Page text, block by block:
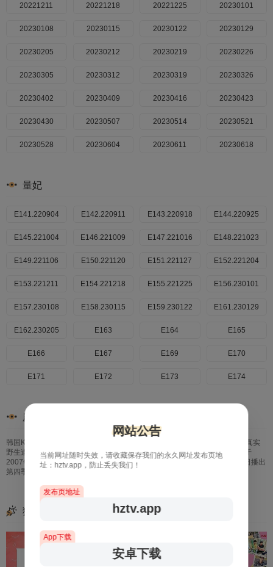
20221211 20221218 20221225 20230101
20230108 20230115 20230122 20230129
20230205 20230212 20230219 20230226
20230305 20230312 20230319 20230326
20230402 20230409 20230416 20230423
20230430 20230507 20230514 20230521
20230528 20230604 20230611 20230618
20230730
20230827 20230903 20230910 20230917
20230924 20231008 20231015 20231022
20231029 20231105 20231112 20231119
20231126 20231203 20231210 20231217
20231224 20231231 20240107 20240114
20240121 20240128 20240204 20240211
20240218 20240225 20240303 20240310
20240317 20240324 20240331 20240407
20240512 20240519 20240526
20240609 20240630
20240707 20240714
20240825
20240922 20241006
20241020 20241110
20241124 20241201 20241208
量妃
E141.220904 E142.220911 E143.220918 E144.220925
E145.221004 E146.221009 E147.221016 E148.221023
E149.221106 E150.221120 E151.221127 E152.221204
E153.221211 E154.221218 E155.221225 E156.230101
E157.230108 E158.230115 E159.230122 E161.230129
E162.230205 E163 E164 E165
E166 E167 E169 E170
E171 E172 E173 E174
E187 E188
E191
E199
剧情简介
韩国KBS电视台综艺节目，也是该台Happy Sunday的长寿环节之一。标榜真实
野生道路真人秀，描绘6个男人横冲直撞背包旅行的旅行综艺节目。该节目于
2007年8月5日开播，2019年3月两天一夜第三季结束后，于2019年12月8日播出
第四季。节目每周日下午6点30分（韩国时间）播出。
猜你喜欢
网站公告
当前网址随时失效，请收藏保存我们的永久网址发布页地
址：hztv.app，防止丢失我们！
发布页地址
hztv.app
App下载
安卓下载